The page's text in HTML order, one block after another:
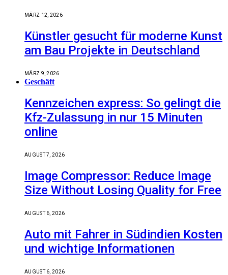
MÄRZ 12, 2026
Künstler gesucht für moderne Kunst
am Bau Projekte in Deutschland
MÄRZ 9, 2026
Geschäft
Kennzeichen express: So gelingt die
Kfz-Zulassung in nur 15 Minuten
online
AUGUST 7, 2026
Image Compressor: Reduce Image
Size Without Losing Quality for Free
AUGUST 6, 2026
Auto mit Fahrer in Südindien Kosten
und wichtige Informationen
AUGUST 6, 2026